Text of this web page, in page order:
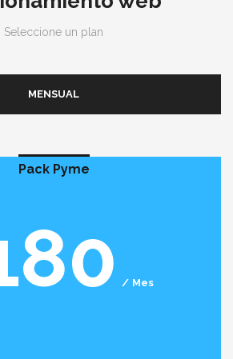
Seleccione un plan
MENSUAL
Pack Pyme
Mes